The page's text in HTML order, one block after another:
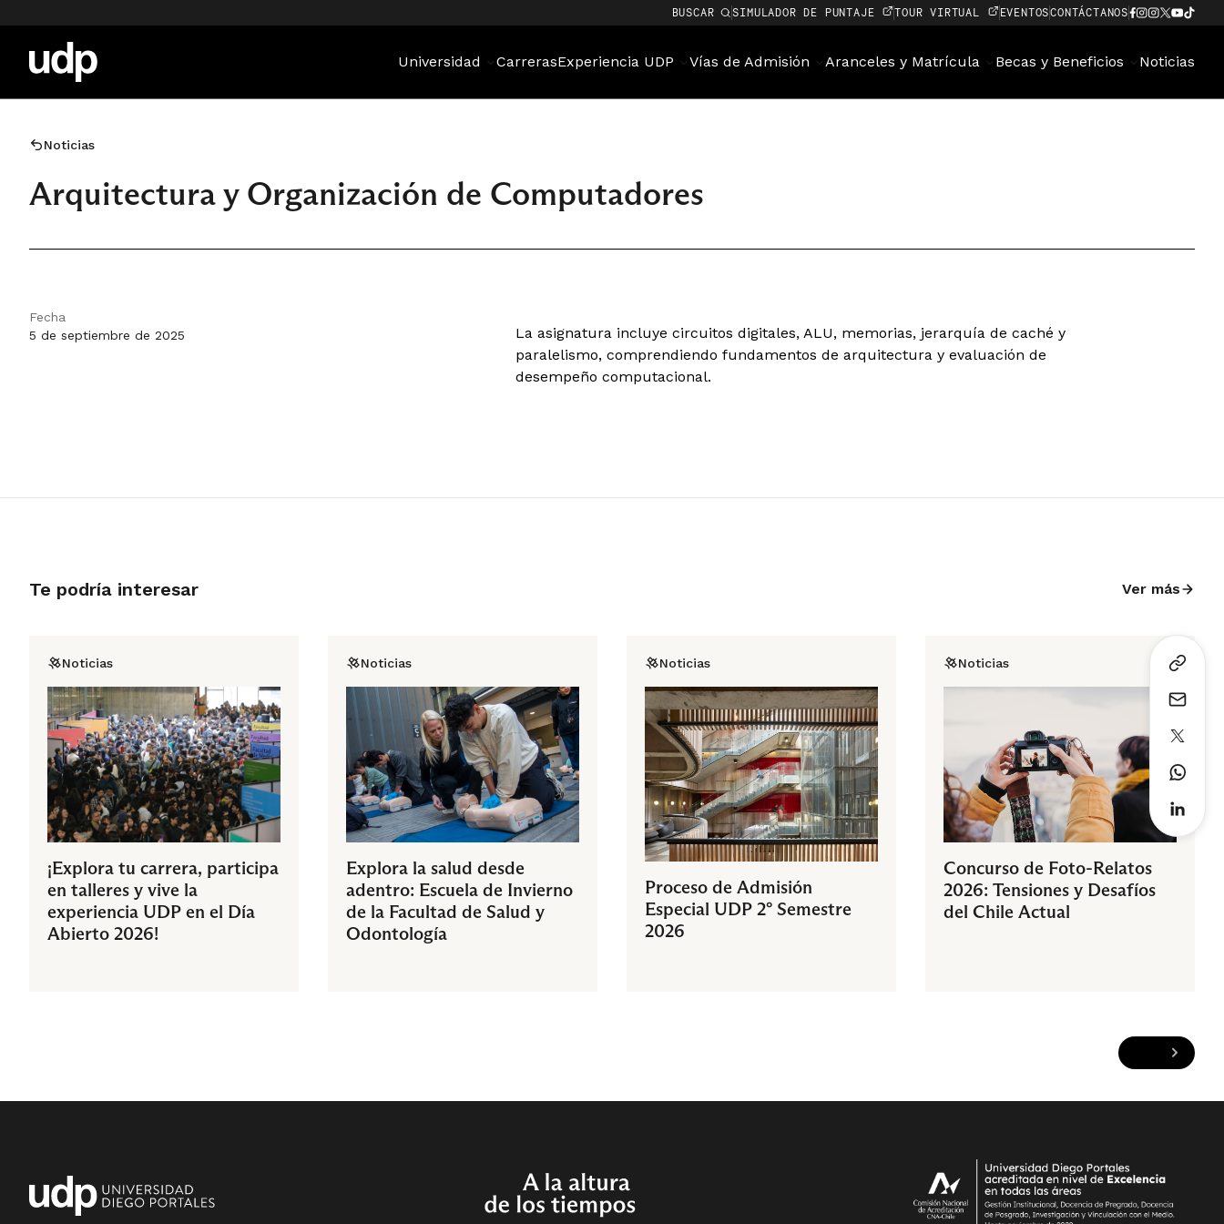
BUSCAR SIMULADOR DE PUNTAJE TOUR VIRTUAL EVENTOSCONTÁCTANOS
Universidad CarrerasExperiencia UDP Vías de Admisión Aranceles y Matrícula Becas y Beneficios Noticias
Noticias
Arquitectura y Organización de Computadores
Fecha
5 de septiembre de 2025
La asignatura incluye circuitos digitales, ALU, memorias, jerarquía de caché y
paralelismo, comprendiendo fundamentos de arquitectura y evaluación de
desempeño computacional.
Te podría interesar Ver más
Noticias
¡Explora tu carrera, participa
en talleres y vive la
experiencia UDP en el Día
Abierto 2026!
Noticias
Explora la salud desde
adentro: Escuela de Invierno
de la Facultad de Salud y
Odontología
Noticias
Proceso de Admisión
Especial UDP 2° Semestre
2026
Noticias
Concurso de Foto-Relatos
2026: Tensiones y Desafíos
del Chile Actual